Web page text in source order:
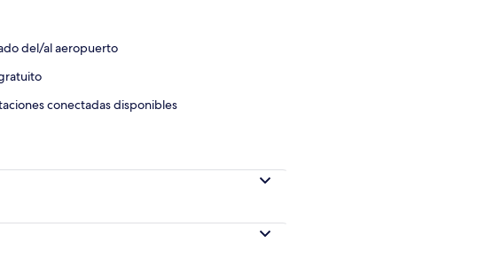
del/al aeropuerto
conectadas disponibles